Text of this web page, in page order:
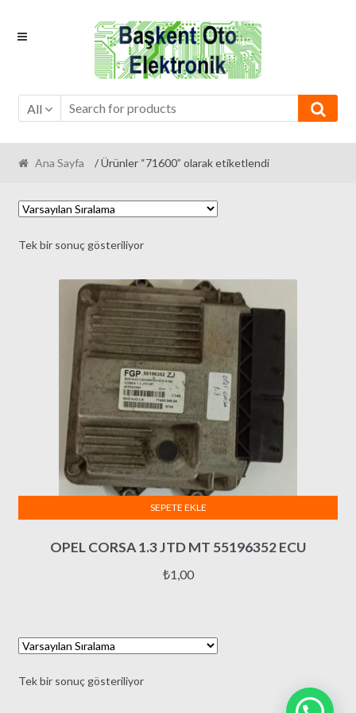
Skip
Skip
All
Ana Sayfa / Ürünler “71600” olarak etiketlendi
Tek bir sonuç gösteriliyor
OPEL CORSA 1.3 JTD MT 55196352 ECU
₺1,00
SEPETE EKLE
Tek bir sonuç gösteriliyor